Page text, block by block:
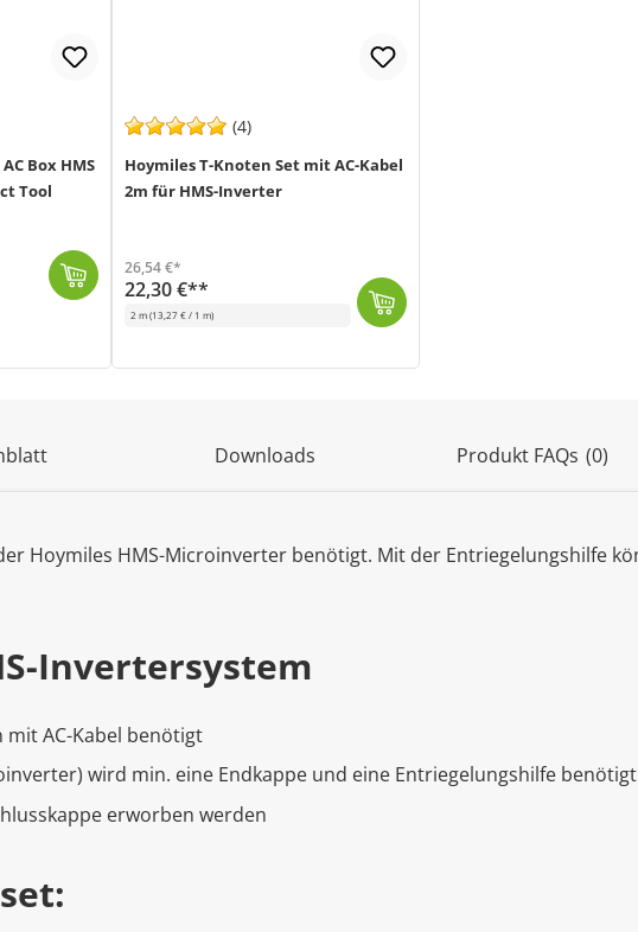
Box HMS
Tool
(4)
Hoymiles T-Knoten Set mit AC-Kabel
2m für HMS-Inverter
26,54 €*
22,30 €**
2 m(13,27 € / 1 m)
Downloads Produkt FAQs (0)
Hoymiles HMS-Microinverter benötigt. Mit der Entriegelungshilfe
Invertersystem
mit AC-Kabel benötigt
wird min. eine Endkappe und eine Entriegelungshilfe benötigt
erworben werden